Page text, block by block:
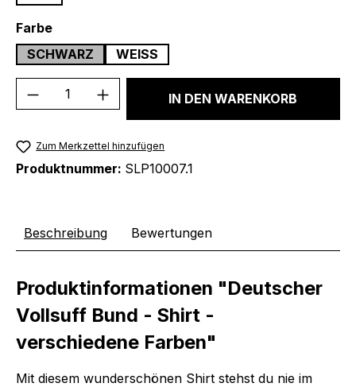
Farbeauswählen
SCHWARZ
WEISS
Produkt Anzahl: Gib denIN DEN WARENKORB
Zum Merkzettel hinzufügen
Produktnummer: SLP10007.1
Beschreibung Bewertungen
Produktinformationen "Deutscher
Vollsuff Bund - Shirt -
verschiedene Farben"
Mit diesem wunderschönen Shirt stehst du nie im